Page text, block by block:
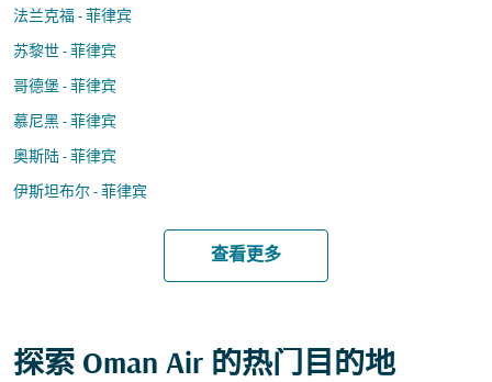
法兰克福 - 菲律宾
苏黎世 - 菲律宾
哥德堡 - 菲律宾
慕尼黑 - 菲律宾
奥斯陆 - 菲律宾
伊斯坦布尔 - 菲律宾
查看更多
探索 Oman Air 的热门目的地